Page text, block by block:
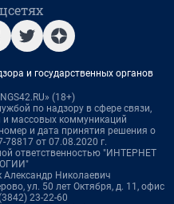
и государственных органов
(18+)
по надзору в сфере связи,
массовых коммуникаций
и дата принятия решения о
от 07.08.2020 г.
ответственностью "ИНТЕРНЕТ
Александр Николаевич
ул. 50 лет Октября, д. 11, офис
23-22-60